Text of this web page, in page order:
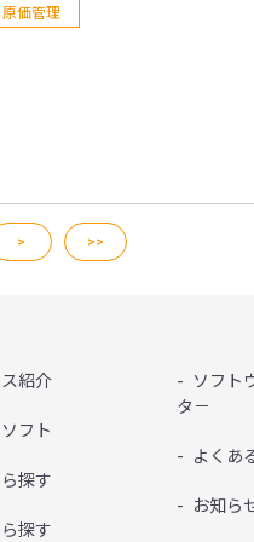
原価管理
> >>
紹介
フト
探す
探す
ソフト
タ－
よくあ
お知ら